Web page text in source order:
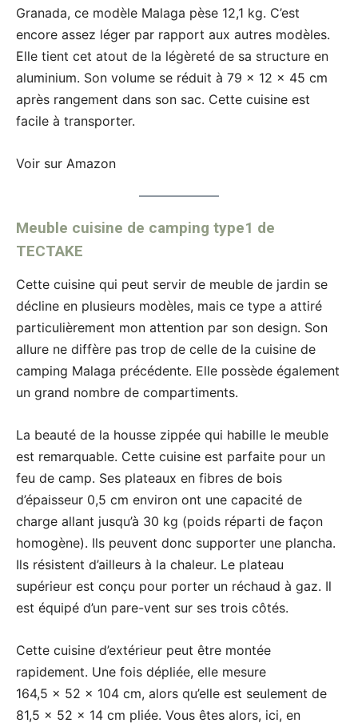
Granada, ce modèle Malaga pèse 12,1 kg. C’est
encore assez léger par rapport aux autres modèles.
Elle tient cet atout de la légèreté de sa structure en
aluminium. Son volume se réduit à 79 x 12 x 45 cm
après rangement dans son sac. Cette cuisine est
facile à transporter.
Voir sur Amazon
Meuble cuisine de camping type1 de
TECTAKE
Cette cuisine qui peut servir de meuble de jardin se
décline en plusieurs modèles, mais ce type a attiré
particulièrement mon attention par son design. Son
allure ne diffère pas trop de celle de la cuisine de
camping Malaga précédente. Elle possède également
un grand nombre de compartiments.
La beauté de la housse zippée qui habille le meuble
est remarquable. Cette cuisine est parfaite pour un
feu de camp. Ses plateaux en fibres de bois
d’épaisseur 0,5 cm environ ont une capacité de
charge allant jusqu’à 30 kg (poids réparti de façon
homogène). Ils peuvent donc supporter une plancha.
Ils résistent d’ailleurs à la chaleur. Le plateau
supérieur est conçu pour porter un réchaud à gaz. Il
est équipé d’un pare-vent sur ses trois côtés.
Cette cuisine d’extérieur peut être montée
rapidement. Une fois dépliée, elle mesure
164,5 x 52 x 104 cm, alors qu’elle est seulement de
81,5 x 52 x 14 cm pliée. Vous êtes alors, ici, en